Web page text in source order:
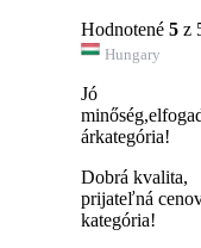
Hodnotené 5 z
Hungary
Jó
árkategória!
Dobrá kvalita,
prijateľná
kategória!